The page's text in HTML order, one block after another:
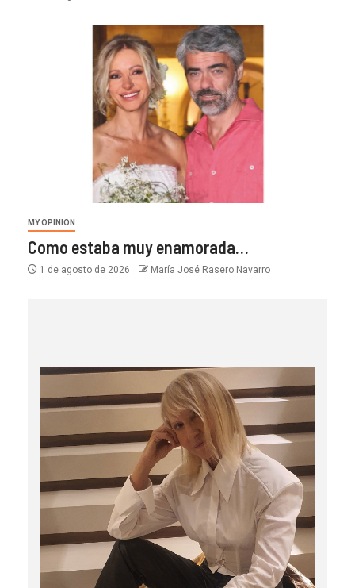
MY OPINION
Como estaba muy enamorada…
1 de agosto de 2026 María José Rasero Navarro